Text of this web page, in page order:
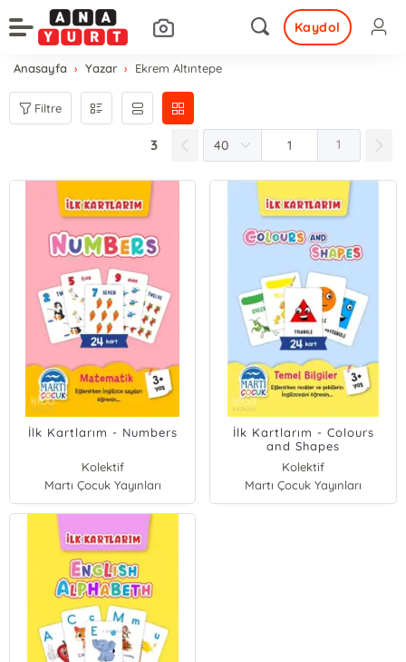
Kaydol
Anasayfa Yazar Ekrem Altıntepe
Filtre
3 1
İlk Kartlarım - Numbers
Kolektif
Martı Çocuk Yayınları
İlk Kartlarım - Colours
and Shapes
Kolektif
Martı Çocuk Yayınları